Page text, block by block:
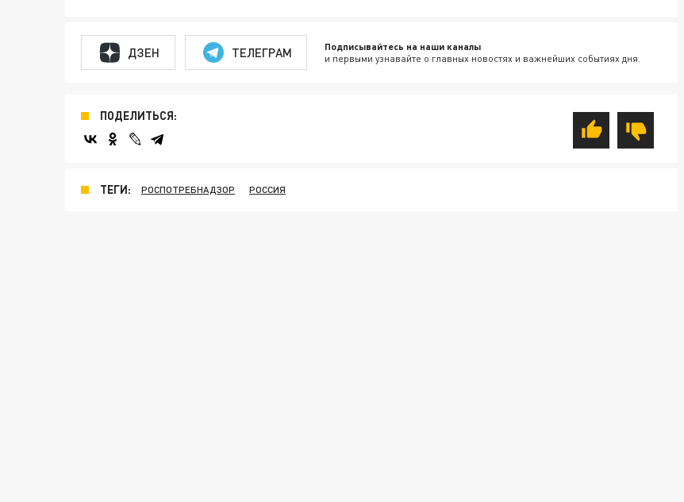
ДЗЕН ТЕЛЕГРАМ Подписывайтесь на наши каналы
и первыми узнавайте о главных новостях и важнейших событиях дня.
ПОДЕЛИТЬСЯ:
ТЕГИ: РОСПОТРЕБНАДЗОР РОССИЯ